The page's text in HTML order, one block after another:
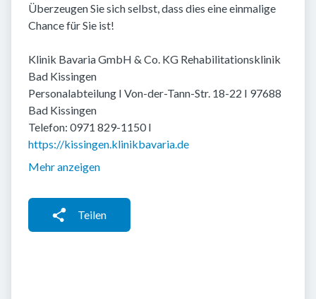
Überzeugen Sie sich selbst, dass dies eine einmalige
Chance für Sie ist!
Klinik Bavaria GmbH & Co. KG Rehabilitationsklinik
Bad Kissingen
Personalabteilung I Von-der-Tann-Str. 18-22 I 97688
Bad Kissingen
Telefon: 0971 829-1150 I
https://kissingen.klinikbavaria.de
Mehr anzeigen
Teilen